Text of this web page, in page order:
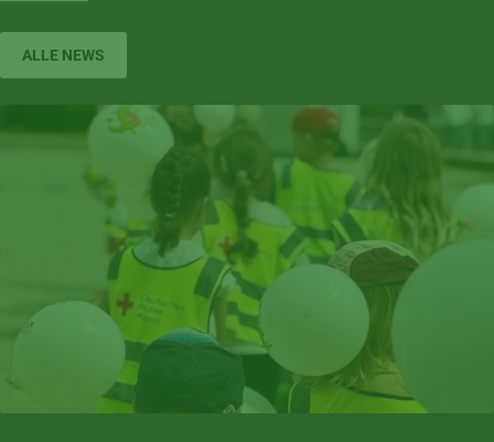
ALLE NEWS